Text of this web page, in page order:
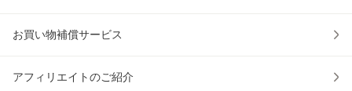
お買い物補償サービス
アフィリエイトのご紹介